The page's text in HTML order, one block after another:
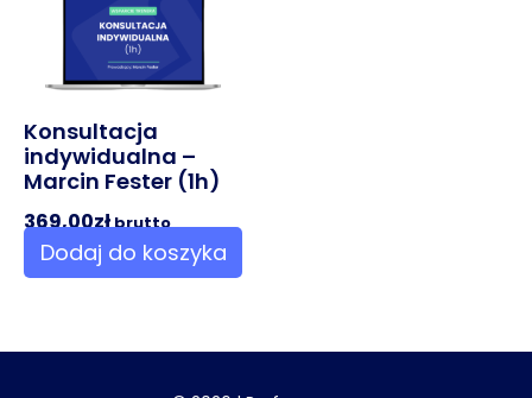
Konsultacja
indywidualna –
Marcin Fester (1h)
369,00złbrutto
Dodaj do koszyka